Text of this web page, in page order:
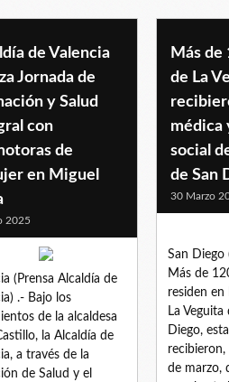
de Valencia
Jornada de
y Salud
con
de
en Miguel
2025
(Prensa Alcaldía de
.- Bajo los
de la alcaldesa
la Alcaldía de
a través de la
de Salud y el
Más de
de La
médica
social
de San
30 Marzo
San Diego
Más de
residen
La
Diego,
recibieron,
de marzo,